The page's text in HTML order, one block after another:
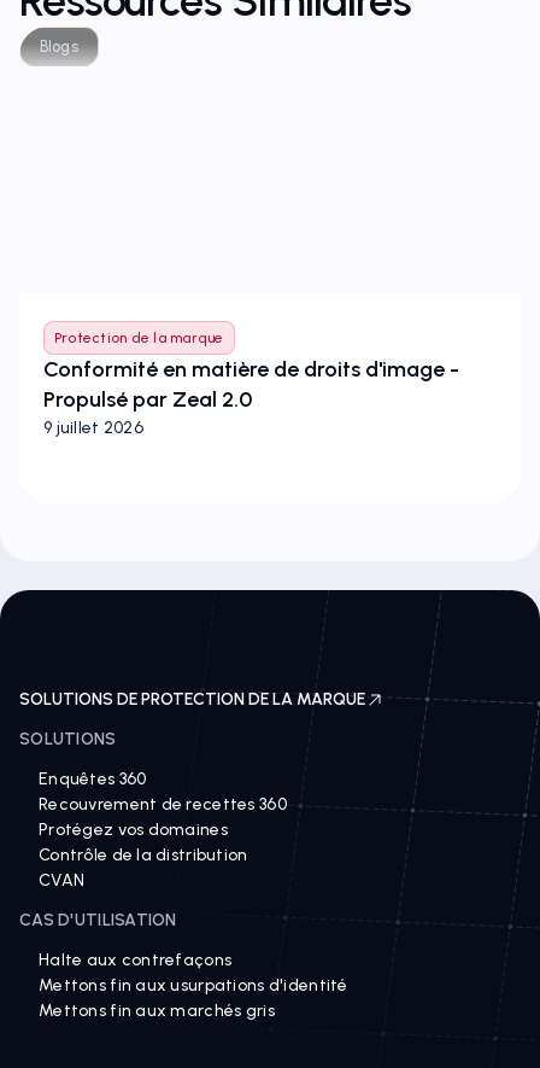
Blogs
Protection de la marque
Conformité en matière de droits d'image -
Propulsé par Zeal 2.0
9 juillet 2026
SOLUTIONS DE PROTECTION DE LA MARQUE
SOLUTIONS
Enquêtes 360
Recouvrement de recettes 360
Protégez vos domaines
Contrôle de la distribution
CVAN
CAS D'UTILISATION
Halte aux contrefaçons
Mettons fin aux usurpations d'identité
Mettons fin aux marchés gris